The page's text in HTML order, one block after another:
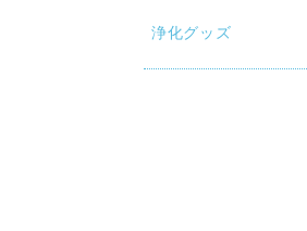
浄化グッズ